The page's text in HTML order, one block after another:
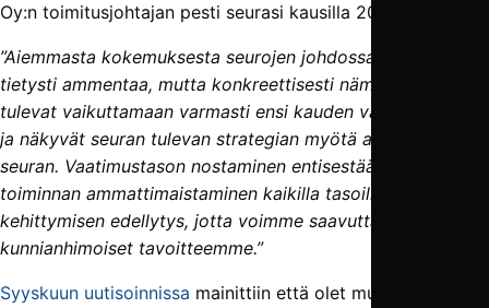
Oy:n toimitus­­johtajan pesti seurasi kausilla 2022–2023.
”Aiemmasta kokemuksesta seurojen johdossa on hyvä
tietysti ammentaa, mutta konkreettisesti nämäkin asiat
tulevat vaikuttamaan varmasti ensi kauden valmisteluissa
ja näkyvät seuran tulevan strategian myötä arjessa läpi
seuran. Vaatimustason nostaminen entisestään ja
toiminnan ammattimaistaminen kaikilla tasoilla on seuran
kehittymisen edellytys, jotta voimme saavuttaa
kunnianhimoiset tavoitteemme.”
Syyskuun uutisoinnissa mainittiin että olet mukana myös